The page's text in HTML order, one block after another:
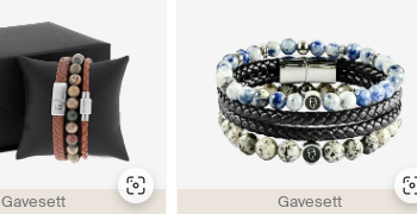
Gavesett Gavesett